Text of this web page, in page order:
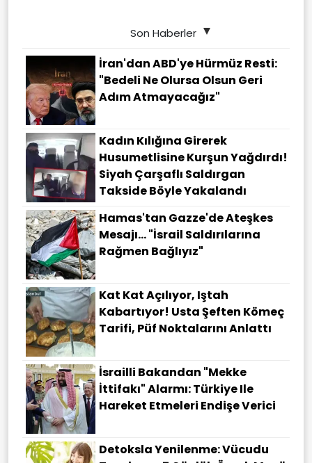
Son Haberler
İran'dan ABD'ye Hürmüz Resti:
"Bedeli Ne Olursa Olsun Geri
Adım Atmayacağız"
Kadın Kılığına Girerek
Husumetlisine Kurşun Yağdırdı!
Siyah Çarşaflı Saldırgan
Takside Böyle Yakalandı
Hamas'tan Gazze'de Ateşkes
Mesajı... "İsrail Saldırılarına
Rağmen Bağlıyız"
Kat Kat Açılıyor, Iştah
Kabartıyor! Usta Şeften Kömeç
Tarifi, Püf Noktalarını Anlattı
İsrailli Bakandan "Mekke
İttifakı" Alarmı: Türkiye Ile
Hareket Etmeleri Endişe Verici
Detoksla Yenilenme: Vücudu